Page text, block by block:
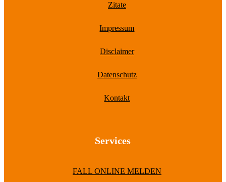
Zitate
Impressum
Disclaimer
Datenschutz
Kontakt
Services
FALL ONLINE MELDEN